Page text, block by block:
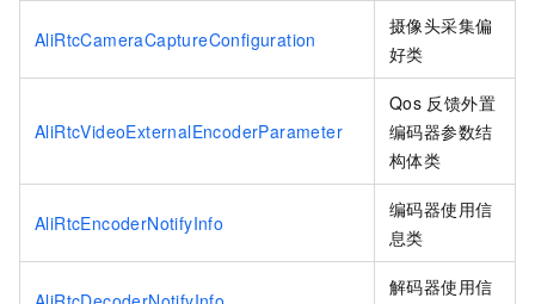
AliRtcCameraCaptureConfiguration
摄像头采集偏
好类
AliRtcVideoExternalEncoderParameter
Qos 反馈外置
编码器参数结
构体类
AliRtcEncoderNotifyInfo
编码器使用信
息类
解码器使用信